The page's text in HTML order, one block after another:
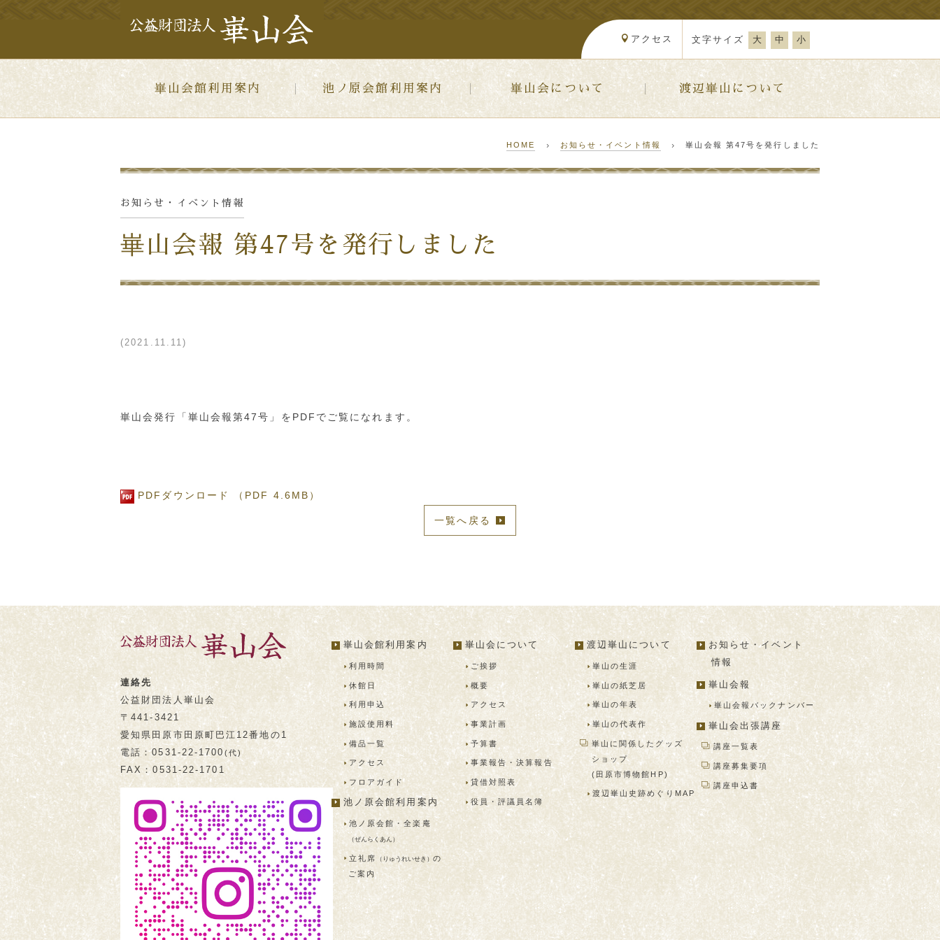
アクセス 文字サイズ 大 中 小
崋山会館利用案内 池ノ原会館利用案内 崋山会について 渡辺崋山について
HOME お知らせ・イベント情報 崋山会報 第47号を発行しました
お知らせ・イベント 情報
崋山会報 第47号を発行しました
2021.11.11
崋山会発行「崋山会報第47号」をPDFでご覧になれます。
PDFダウンロード （PDF 4.6MB）
一覧へ戻る
連絡先
公益財団法人崋山会
〒441-3421
愛知県田原市 田原町巴江12番地の1
電話
0531-22-1700 (代)
FAX 0531-22-1701
崋山会館利用案内
利用時間
休館日
利用申込
施設使用料
備品一覧
アクセス
フロアガイド
池ノ原会館利用案内
池ノ原会館・全楽庵
（ぜんらくあん）
立礼席 （りゅうれいせき）の
ご案内
崋山会について
ご挨拶
概要
アクセス
事業計画
予算書
事業報告・決算報告
貸借対照表
役員・評議員名簿
渡辺崋山について
崋山の生涯
崋山の紙芝居
崋山の年表
崋山の代表作
崋山に関係したグッズ
ショップ
(田原市博物館HP)
渡辺崋山史跡めぐり MAP
お知らせ・イベント
情報
崋山会報
崋山会報バックナンバー
崋山会出張講座
講座一覧表
講座募集要項
講座申込書